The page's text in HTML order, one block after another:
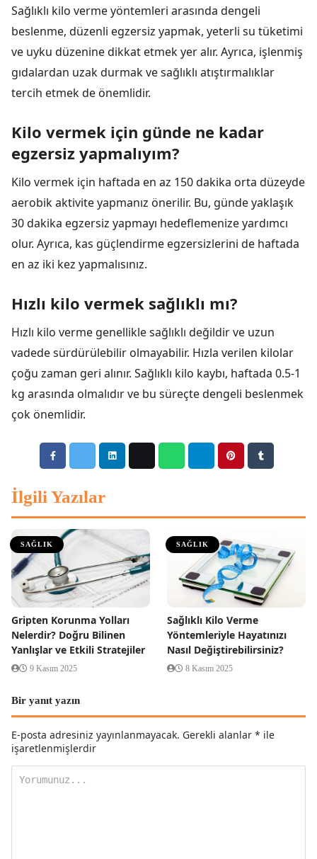
Sağlıklı kilo verme yöntemleri arasında dengeli
beslenme, düzenli egzersiz yapmak, yeterli su tüketimi
ve uyku düzenine dikkat etmek yer alır. Ayrıca, işlenmiş
gıdalardan uzak durmak ve sağlıklı atıştırmalıklar
tercih etmek de önemlidir.
Kilo vermek için günde ne kadar
egzersiz yapmalıyım?
Kilo vermek için haftada en az 150 dakika orta düzeyde
aerobik aktivite yapmanız önerilir. Bu, günde yaklaşık
30 dakika egzersiz yapmayı hedeflemenize yardımcı
olur. Ayrıca, kas güçlendirme egzersizlerini de haftada
en az iki kez yapmalısınız.
Hızlı kilo vermek sağlıklı mı?
Hızlı kilo verme genellikle sağlıklı değildir ve uzun
vadede sürdürülebilir olmayabilir. Hızla verilen kilolar
çoğu zaman geri alınır. Sağlıklı kilo kaybı, haftada 0.5-1
kg arasında olmalıdır ve bu süreçte dengeli beslenmek
çok önemlidir.
İlgili Yazılar
SAĞLIK
Gripten Korunma Yolları
Nelerdir? Doğru Bilinen
Yanlışlar ve Etkili Stratejiler
9 Kasım 2025
SAĞLIK
Sağlıklı Kilo Verme
Yöntemleriyle Hayatınızı
Nasıl Değiştirebilirsiniz?
8 Kasım 2025
Bir yanıt yazın
E-posta adresiniz yayınlanmayacak. Gerekli alanlar * ile
işaretlenmişlerdir